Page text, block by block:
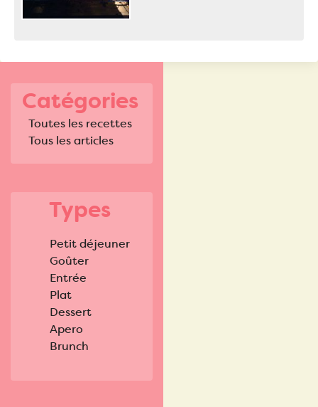
Catégories
Toutes les recettes
Tous les articles
Types
Petit déjeuner
Goûter
Entrée
Plat
Dessert
Apero
Brunch